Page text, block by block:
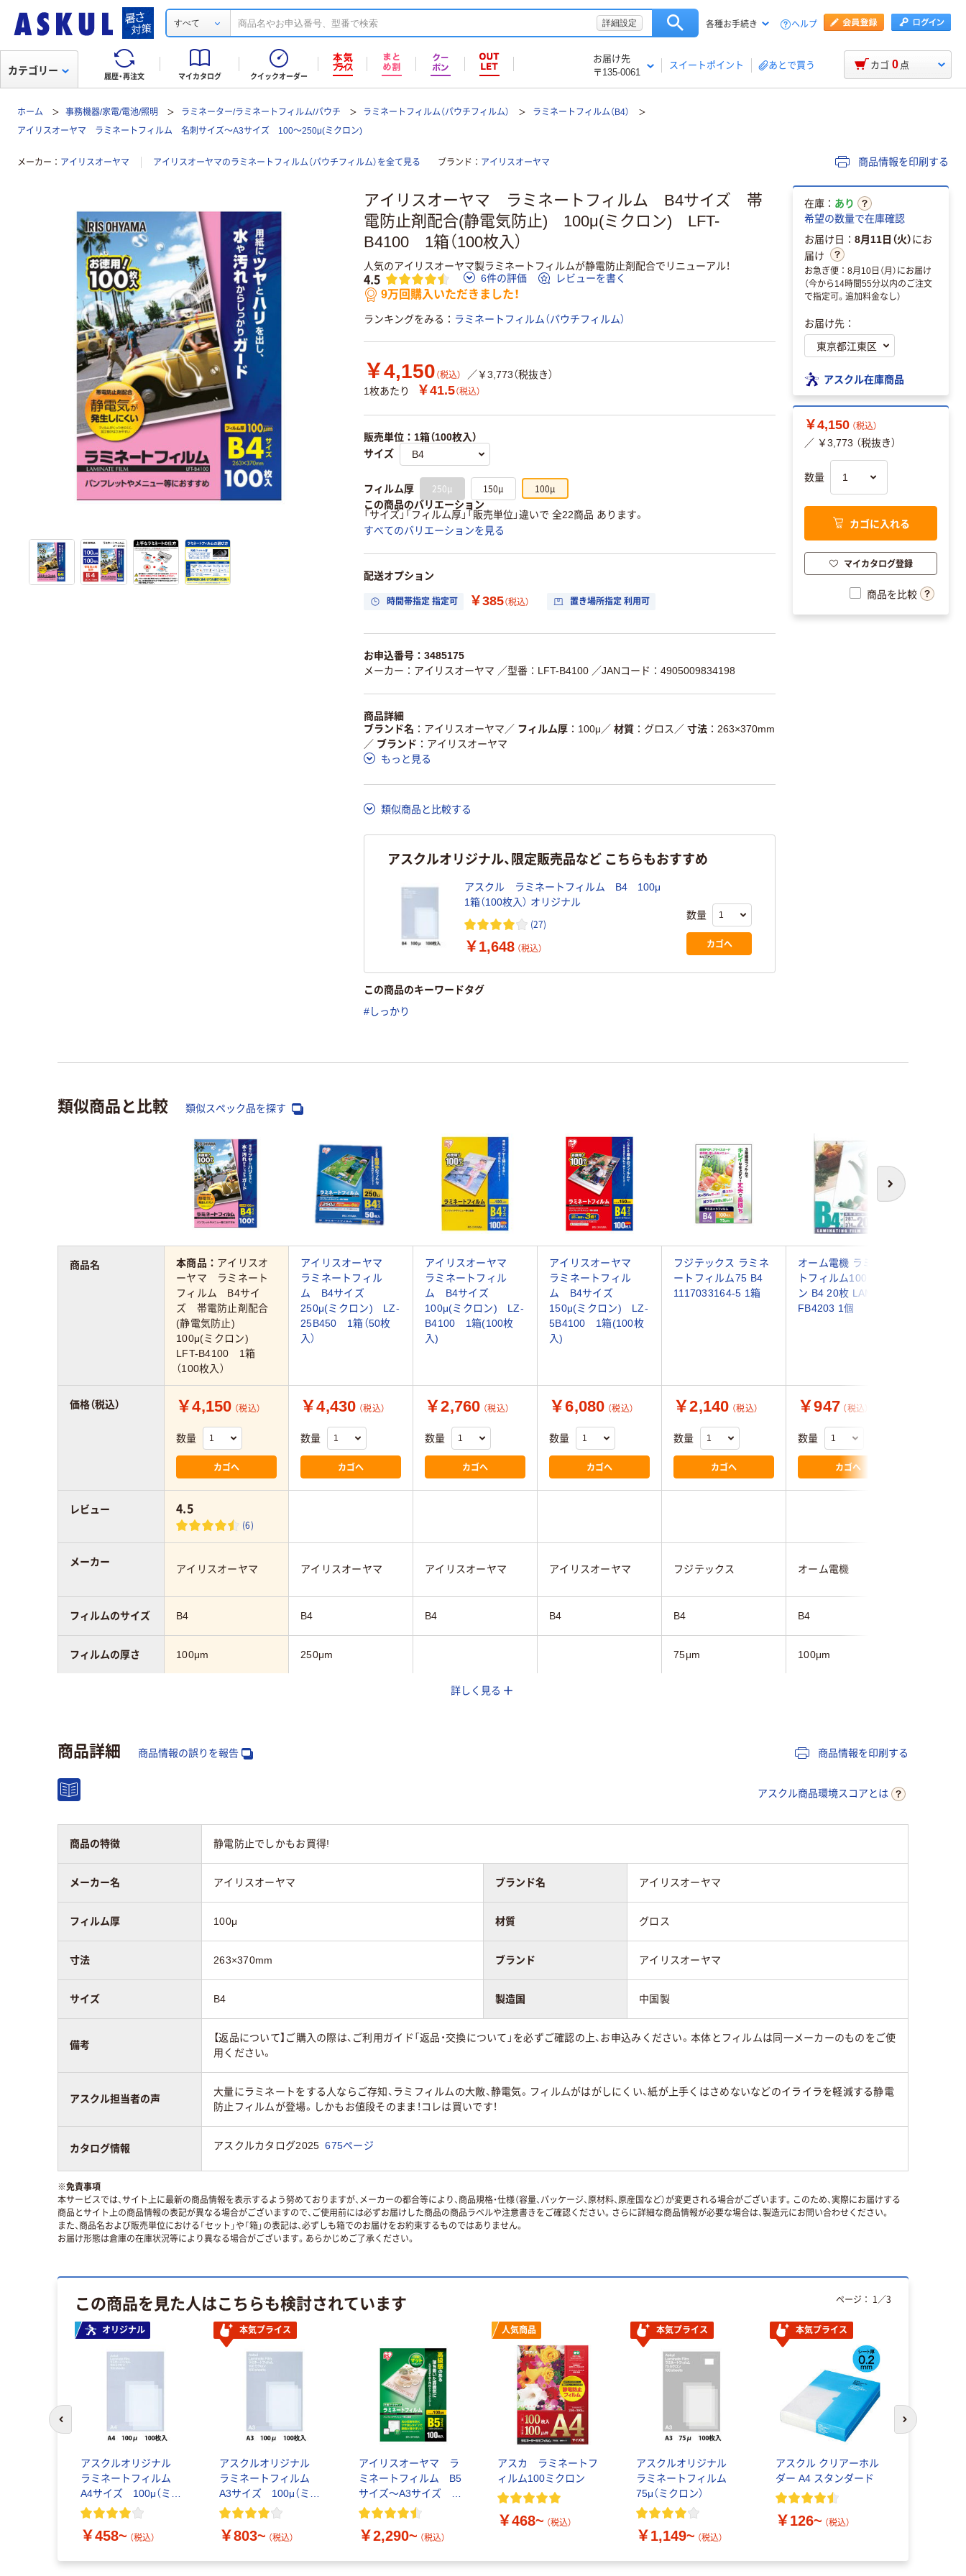
すべて 詳細設定 各種お手続き ヘルプ
履歴・再注文 マイカタログ クイックオーダー
お届け先
〒135-0061
スイートポイント あとで買う
カテゴリー カゴ 0 点
ホーム 事務機器/家電/電池/照明 ラミネーター/ラミネートフィルム/パウチ ラミネートフィルム（パウチフィルム）
ラミネートフィルム（B4）
アイリスオーヤマ ラミネートフィルム 名刺サイズ～A3サイズ 100～250μ(ミクロン)
メーカー アイリスオーヤマ アイリスオーヤマのラミネートフィルム（パウチフィルム）を全て見る ブランド アイリスオーヤマ 商品情報を印刷する
アイリスオーヤマ ラミネートフィルム B4サイズ 帯
電防止剤配合(静電気防止) 100μ(ミクロン) LFT-
B4100 1箱（100枚入）
人気のアイリスオーヤマ製ラミネートフィルムが静電防止剤配合でリニューアル！
4.5 6件の評価 レビューを書く
9万回購入いただきました！
ランキングをみる ラミネートフィルム（パウチフィルム）
￥4,150 （税込）
／￥3,773（税抜き）
1枚あたり
￥41.5（税込）
販売単位：1箱（100枚入）
サイズ
フィルム厚 250μ 150μ 100μ
この商品のバリエーション
「サイズ」「フィルム厚」「販売単位」違いで 全22商品 あります。
すべてのバリエーションを見る
配送オプション
時間帯指定 指定可 ￥385（税込） 置き場所指定 利用可
お申込番号：3485175
メーカー：アイリスオーヤマ ／型番：LFT-B4100 ／JANコード：4905009834198
商品詳細
ブランド名
アイリスオーヤマ ／ フィルム厚 100μ ／ 材質 グロス ／ 寸法
263×370mm
／ ブランド
アイリスオーヤマ
もっと見る
類似商品と比較する
アスクルオリジナル、限定販売品など こちらもおすすめ
アスクル ラミネートフィルム B4 100μ
1箱（100枚入） オリジナル
(27)
￥1,648 （税込）
数量
カゴへ
この商品のキーワードタグ
#しっかり
在庫： あり
希望の数量で在庫確認
お届け日： 8月11日（火）にお
届け
お急ぎ便：8月10日（月）にお届け
（今から14時間55分以内のご注文
で指定可。追加料金なし）
お届け先：
アスクル在庫商品
￥4,150 （税込）
／ ￥3,773 （税抜き）
数量
カゴに入れる
マイカタログ登録
商品を比較
類似商品と比較 類似スペック品を探す
次へ
本商品： アイリスオ
ーヤマ ラミネート
フィルム B4サイ
ズ 帯電防止剤配合
(静電気防止)
100μ(ミクロン)
LFT-B4100 1箱
（100枚入）
アイリスオーヤマ
ラミネートフィル
ム B4サイズ
250μ(ミクロン) LZ-
25B450 1箱（50枚
入）
アイリスオーヤマ
ラミネートフィル
ム B4サイズ
100μ(ミクロン) LZ-
B4100 1箱(100枚
入)
アイリスオーヤマ
ラミネートフィル
ム B4サイズ
150μ(ミクロン) LZ-
5B4100 1箱(100枚
入)
フジテックス ラミネ
ートフィルム75 B4
1117033164-5 1箱
オーム電機 ラミネー
トフィルム100ミクロ
ン B4 20枚 LAM-
FB4203 1個
￥4,150 （税込）
数量
カゴへ
￥4,430 （税込）
数量
カゴへ
￥2,760 （税込）
数量
カゴへ
￥6,080 （税込）
数量
カゴへ
￥2,140 （税込）
数量
カゴへ
￥947 （税込）
数量
カゴへ
4.5
(6)
アイリスオーヤマ アイリスオーヤマ アイリスオーヤマ アイリスオーヤマ フジテックス オーム電機
B4 B4 B4 B4 B4 B4
100μm 250μm 75μm 100μm
商品名
価格（税込）
レビュー
メーカー
フィルムのサイズ
フィルムの厚さ
詳しく見る
商品詳細 商品情報の誤りを報告 商品情報を印刷する
アスクル商品環境スコアとは
商品の特徴 静電防止でしかもお買得!
メーカー名 アイリスオーヤマ ブランド名 アイリスオーヤマ
フィルム厚 100μ 材質 グロス
寸法 263×370mm ブランド アイリスオーヤマ
サイズ B4 製造国 中国製
備考
【返品について】ご購入の際は、ご利用ガイド「返品・交換について」を必ずご確認の上、お申込みください。本体とフィルムは同一メーカーのものをご使
用ください。
アスクル担当者の声
大量にラミネートをする人ならご存知、ラミフィルムの大敵、静電気。フィルムがはがしにくい、紙が上手くはさめないなどのイライラを軽減する静電
防止フィルムが登場。しかもお値段そのまま！コレは買いです！
カタログ情報 アスクルカタログ2025 675ページ
※免責事項
本サービスでは、サイト上に最新の商品情報を表示するよう努めておりますが、メーカーの都合等により、商品規格・仕様（容量、パッケージ、原材料、原産国など）が変更される場合がございます。このため、実際にお届けする
商品とサイト上の商品情報の表記が異なる場合がございますので、ご使用前には必ずお届けした商品の商品ラベルや注意書きをご確認ください。さらに詳細な商品情報が必要な場合は、製造元にお問い合わせください。
また、商品名および販売単位における「セット」や「箱」の表記は、必ずしも箱でのお届けをお約束するものではありません。
お届け形態は倉庫の在庫状況等により異なる場合がございます。あらかじめご了承ください。
この商品を見た人はこちらも検討されています
オリジナル
アスクルオリジナル
ラミネートフィルム
A4サイズ 100μ（ミク
ロン）
￥458~ （税込）
本気プライス
アスクルオリジナル
ラミネートフィルム
A3サイズ 100μ（ミク
ロン）
￥803~ （税込）
アイリスオーヤマ ラ
ミネートフィルム B5
サイズ～A3サイズ 片
面マット 100μ(ミクロ
￥2,290~ （税込）
人気商品
アスカ ラミネートフ
ィルム100ミクロン
￥468~ （税込）
本気プライス
アスクルオリジナル
ラミネートフィルム
75μ（ミクロン）
￥1,149~ （税込）
本気プライス
アスクル クリアーホル
ダー A4 スタンダード
￥126~ （税込）
ページ： 1 ／3
前のスライドへ 次のスライド